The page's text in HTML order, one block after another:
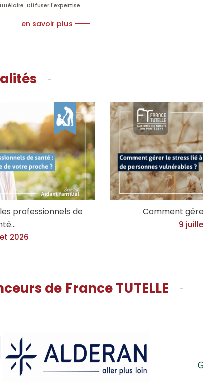
Diffuser l'expertise.
en savoir plus
professionnels de
2026
Comment
9
de France TUTELLE